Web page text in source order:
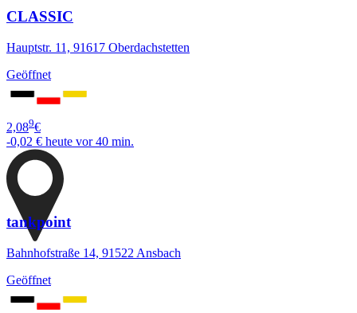
CLASSIC
Hauptstr. 11, 91617 Oberdachstetten
Geöffnet
2,089€
-0,02 € heute vor 40 min.
tankpoint
Bahnhofstraße 14, 91522 Ansbach
Geöffnet